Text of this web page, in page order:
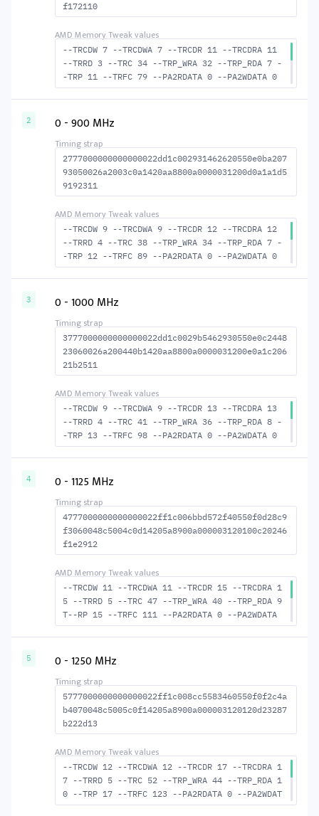
f172110
--TRCDW 7 --TRCDWA 7 --TRCDR 11 --TRCDRA 11
--TRRD 3 --TRC 34 --TRP_WRA 32 --TRP_RDA 7 -
-TRP 11 --TRFC 79 --PA2RDATA 0 --PA2WDATA 0
--TFAW 4 --TCRCRL 1 --TCRCWL 1 --TFAW32 4 --
R 27 --RAS2RAS 79 --RP 23 --WRPLUSRP 33 --BU
2 0 - 900 MHz
2777000000000000022dd1c002931462620550e0ba207
93050026a2003c0a1420aa8800a0000031200d0a1a1d5
9192311
--TRCDW 9 --TRCDWA 9 --TRCDR 12 --TRCDRA 12
--TRRD 4 --TRC 38 --TRP_WRA 34 --TRP_RDA 7 -
-TRP 12 --TRFC 89 --PA2RDATA 0 --PA2WDATA 0
--TFAW 6 --TCRCRL 1 --TCRCWL 2 --TFAW32 5 --
WR 29 --RAS2RAS 89 --RP 25 --WRPLUSRP 35 --B
3 0 - 1000 MHz
3777000000000000022dd1c0029b5462930550e0c2448
23060026a200440b1420aa8800a0000031200e0a1c206
21b2511
--TRCDW 9 --TRCDWA 9 --TRCDR 13 --TRCDRA 13
--TRRD 4 --TRC 41 --TRP_WRA 36 --TRP_RDA 8 -
-TRP 13 --TRFC 98 --PA2RDATA 0 --PA2WDATA 0
--TFAW 6 --TCRCRL 1 --TCRCWL 2 --TFAW32 5 --
WR 32 --RAS2RAS 98 --RP 27 --WRPLUSRP 37 --B
4 0 - 1125 MHz
4777000000000000022ff1c006bbd572f40550f0d28c9
f3060048c5004c0d14205a8900a000003120100c20246
f1e2912
--TRCDW 11 --TRCDWA 11 --TRCDR 15 --TRCDRA 1
5 --TRRD 5 --TRC 47 --TRP_WRA 40 --TRP_RDA 9
T--RP 15 --TRFC 111 --PA2RDATA 0 --PA2WDATA
0 --TFAW 8 --TCRCRL 2 --TCRCWL 5 --TFAW32 6
CTWR 36 --RAS2RAS 111 --RP 30 --WRPLUSRP 41
5 0 - 1250 MHz
5777000000000000022ff1c008cc5583460550f0f2c4a
b4070048c5005c0f14205a8900a000003120120d23287
b222d13
--TRCDW 12 --TRCDWA 12 --TRCDR 17 --TRCDRA 1
7 --TRRD 5 --TRC 52 --TRP_WRA 44 --TRP_RDA 1
0 --TRP 17 --TRFC 123 --PA2RDATA 0 --PA2WDAT
A 0 --TFAW 8 --TCRCRL 2 --TCRCWL 5 --TFAW32